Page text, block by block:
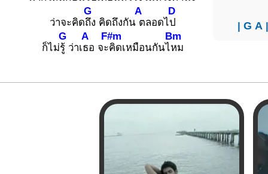
ว่าจะคิด
G
ถึง คิดถึงกัน
A
ตลอดไ
D
ป
ก็ไม่
G
รู้ ว่าเ
A
ธอ จะ
F#m
คิดเหมือนกันไ
Bm
หม
|G A |